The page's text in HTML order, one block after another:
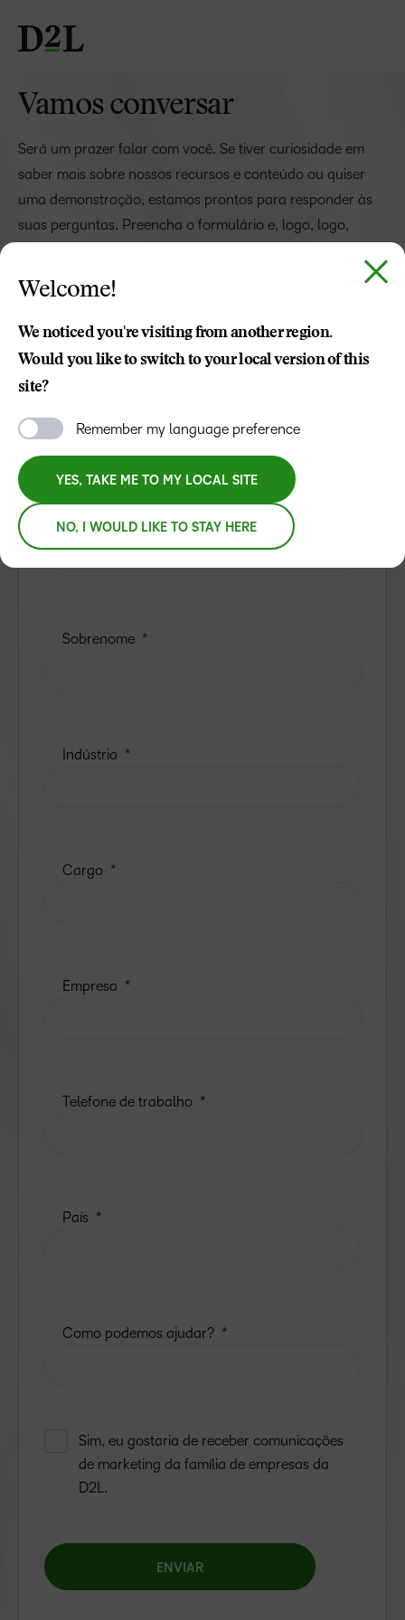
Vamos conversar
Será um prazer falar com você. Se tiver curiosidade em
saber mais sobre nossos recursos e conteúdo ou quiser
uma demonstração, estamos prontos para responder às
suas perguntas. Preencha o formulário e, logo, logo,
Welcome!
We noticed you're visiting from another region.
Would you like to switch to your local version of this
site?
Remember my language preference
YES, TAKE ME TO MY LOCAL SITE
NO, I WOULD LIKE TO STAY HERE